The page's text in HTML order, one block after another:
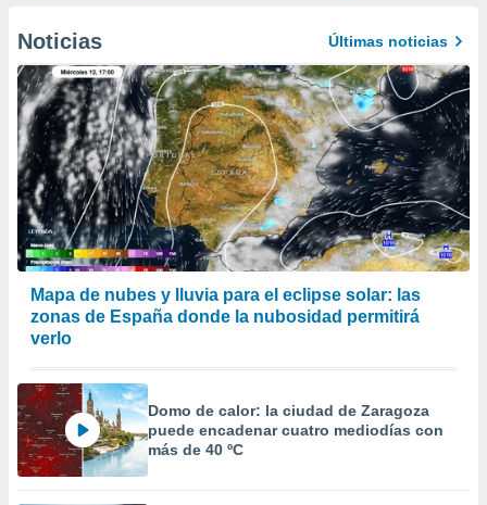
en
en
de
un
o acceder
perfiles
utilizar
Noticias Últimas noticias
Mapa de nubes y lluvia para el eclipse solar: las
zonas de España donde la nubosidad permitirá
verlo
Domo de calor: la ciudad de Zaragoza
puede encadenar cuatro mediodías con
más de 40 ºC